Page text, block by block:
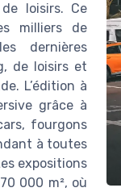
loisirs. Ce
milliers de
dernières
de loisirs et
L’édition à
grâce à
fourgons
à toutes
expositions
000 m², où